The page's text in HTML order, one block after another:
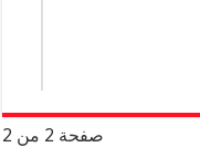
صفحة 2 من 2